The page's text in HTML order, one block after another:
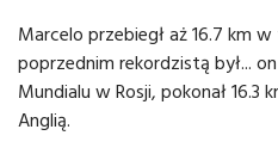
Marcelo przebiegł aż 16.7 km
poprzednim rekordzistą był...
Mundialu w Rosji, pokonał 16.3
Anglią.